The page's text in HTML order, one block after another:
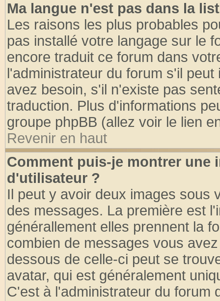
Ma langue n'est pas dans la
Les raisons les plus probables
pas installé votre langage sur le
encore traduit ce forum dans
l'administrateur du forum s'il
avez besoin, s'il n'existe pas
traduction. Plus d'informations
groupe phpBB (allez voir le lien
Revenir en haut
Comment puis-je montrer une
d'utilisateur ?
Il peut y avoir deux images sous
des messages. La première est
générallement elles prennent la
combien de messages vous
dessous de celle-ci peut se
avatar, qui est généralement
C'est à l'administrateur du forum